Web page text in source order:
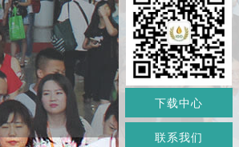
下载中心
联系我们